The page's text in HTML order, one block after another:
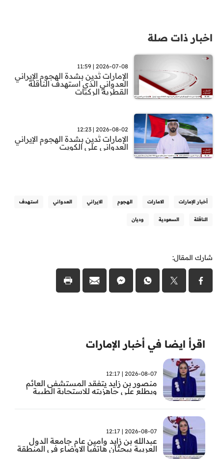
اخبار ذات صلة
2026-07-08 | 11:59
الإمارات تُدين بشدة الهجوم الإيراني
العدواني الذي استهدف الناقلة
القطرية الركيات
2026-08-02 | 12:23
الإمارات تُدين بشدة الهجوم الإيراني
العدواني على الكويت
أخبار الإمارات الامارات الهجوم الايراني العدواني استهدف
الناقلة السعودية وديان
شارك المقال:
اقرأ ايضا في أخبار الإمارات
2026-08-07 | 12:17
منصور بن زايد يتفقد المستشفى العائم
ويطلع على جاهزيته للاستجابة الطبية
2026-08-07 | 12:17
عبدالله بن زايد وامين عام جامعة الدول
العربية يبحثان هاتفيا الاوضاع في المنطقة